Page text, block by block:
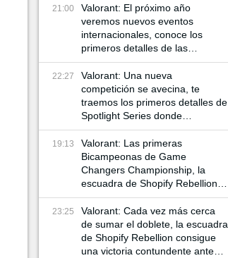
21:00
Valorant: El próximo año
veremos nuevos eventos
internacionales, conoce los
primeros detalles de las
siguientes competencias
internacionales de VCT
22:27
Valorant: Una nueva
competición se avecina, te
traemos los primeros detalles de
Spotlight Series donde
jugadores de VCT y Game
Changers participan
19:13
Valorant: Las primeras
Bicampeonas de Game
Changers Championship, la
escuadra de Shopify Rebellion
consigue llevarse la final 3-0
ante MIBR para alzar la copa
23:25
Valorant: Cada vez más cerca
de sumar el doblete, la escuadra
de Shopify Rebellion consigue
una victoria contundente ante